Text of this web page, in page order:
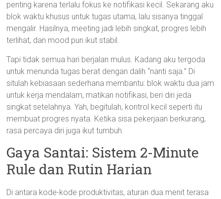
penting karena terlalu fokus ke notifikasi kecil. Sekarang aku
blok waktu khusus untuk tugas utama, lalu sisanya tinggal
mengalir. Hasilnya, meeting jadi lebih singkat, progres lebih
terlihat, dan mood pun ikut stabil.
Tapi tidak semua hari berjalan mulus. Kadang aku tergoda
untuk menunda tugas berat dengan dalih “nanti saja.” Di
situlah kebiasaan sederhana membantu: blok waktu dua jam
untuk kerja mendalam, matikan notifikasi, beri diri jeda
singkat setelahnya. Yah, begitulah, kontrol kecil seperti itu
membuat progres nyata. Ketika sisa pekerjaan berkurang,
rasa percaya diri juga ikut tumbuh.
Gaya Santai: Sistem 2-Minute
Rule dan Rutin Harian
Di antara kode-kode produktivitas, aturan dua menit terasa